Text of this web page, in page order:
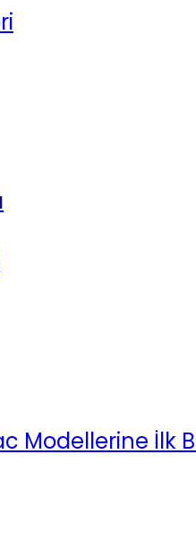
Modellerine İlk